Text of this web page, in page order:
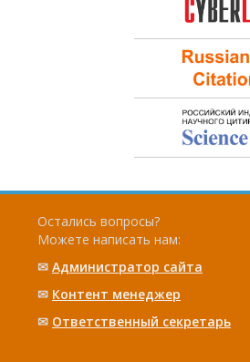
Остались вопросы?
Можете написать нам:
✉ Администратор сайта
✉ Контент менеджер
✉ Ответственный cекретарь